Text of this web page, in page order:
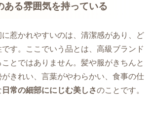
ある雰囲気を持っている
惹かれやすいのは、清潔感があり、ど
す。ここでいう品とは、高級ブランド
とではありません。髪や服がきちんと
きれい、言葉がやわらかい、食事の仕
日常の細部ににじむ美しさのことです。